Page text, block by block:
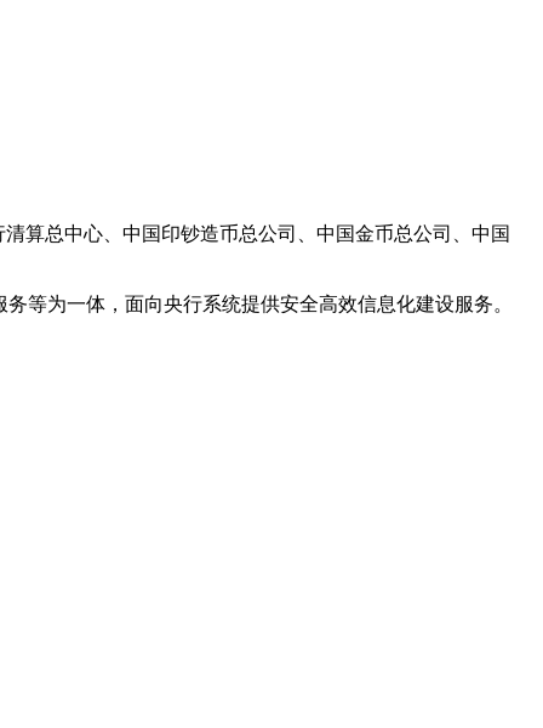
算总中心、中国印钞造币总公司、中国金币总公司、中国
等为一体，面向央行系统提供安全高效信息化建设服务。